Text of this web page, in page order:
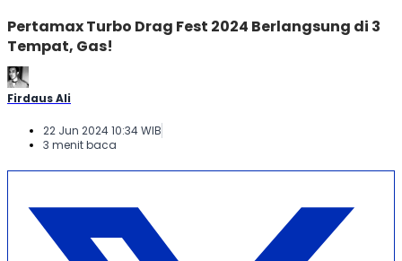
Pertamax Turbo Drag Fest 2024 Berlangsung di 3
Tempat, Gas!
Firdaus Ali
22 Jun 2024 10:34 WIB
3 menit baca